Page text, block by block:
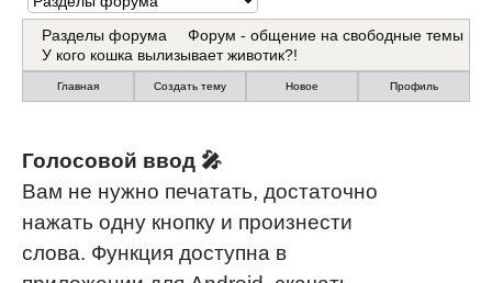
Разделы форума
Форум - общение на свободные темы
У кого кошка вылизывает животик?!
Главная Создать тему Новое Профиль
Быстрый вопрос - ответ 🚀
Высокая активность пользователей,
каждый день читают новые темы и
создают новые посты. Вы можете
Авточтение сообщений 🔊
Нажав всего одону кнопку, вы легко
сможет прослушать сообщение на
форуме, если не хотите читать и т. д.
Голосовой ввод 🎤
Вам не нужно печатать, достаточно
нажать одну кнопку и произнести
слова. Функция доступна в